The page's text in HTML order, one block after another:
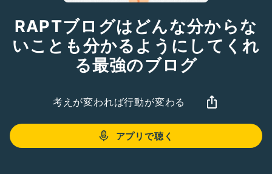
RAPTブログはどんな分からな
いことも分かるようにしてくれ
る最強のブログ
考えが変われば行動が変わる
アプリで聴く